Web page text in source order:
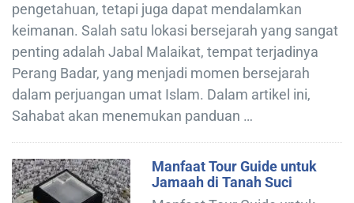
pengetahuan, tetapi juga dapat mendalamkan
keimanan. Salah satu lokasi bersejarah yang sangat
penting adalah Jabal Malaikat, tempat terjadinya
Perang Badar, yang menjadi momen bersejarah
dalam perjuangan umat Islam. Dalam artikel ini,
Sahabat akan menemukan panduan …
Manfaat Tour Guide untuk
Jamaah di Tanah Suci